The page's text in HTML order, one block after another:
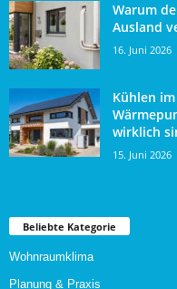
Warum
Ausland
16. Juni 2026
Kühlen
wirklich
15. Juni 2026
Beliebte Kategorie
Wohnraumklima
Planung & Praxis